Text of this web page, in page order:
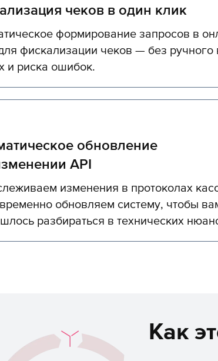
чеков в один клик
формирование запросов в
фискализации чеков — без ручного
и риска ошибок.
обновление
API
изменения в протоколах
обновляем систему, чтобы
разбираться в технических
Как